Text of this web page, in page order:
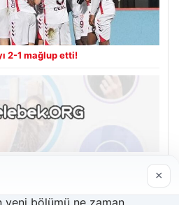
2-1 mağlup etti!
×